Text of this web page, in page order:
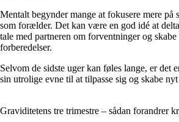
Mentalt begynder mange at fokusere mere på
som forælder. Det kan være en god idé at
tale med partneren om forventninger og
forberedelser.
Selvom de sidste uger kan føles lange, er det
sin utrolige evne til at tilpasse sig og skabe
Graviditetens tre trimestre – sådan forandrer